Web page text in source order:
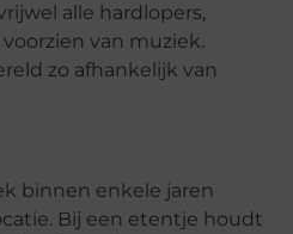
alle hardlopers,
van muziek.
zo afhankelijk van
binnen enkele jaren
Bij een etentje houdt